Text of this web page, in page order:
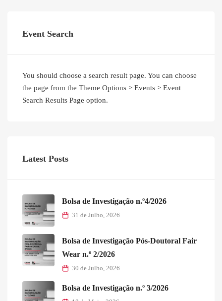
Event Search
You should choose a search result page. You can choose
the page from the Theme Options > Events > Event
Search Results Page option.
Latest Posts
Bolsa de Investigação n.º4/2026
31 de Julho, 2026
Bolsa de Investigação Pós-Doutoral Fair
Wear n.º 2/2026
30 de Julho, 2026
Bolsa de Investigação n.º 3/2026